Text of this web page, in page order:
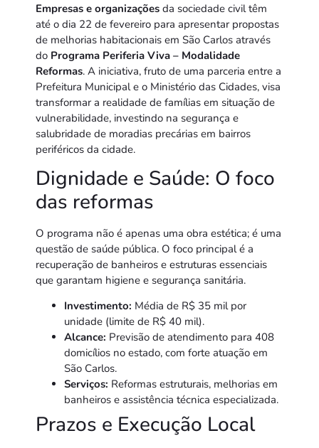
Empresas e organizações da sociedade civil têm
até o dia 22 de fevereiro para apresentar propostas
de melhorias habitacionais em São Carlos através
do Programa Periferia Viva – Modalidade
Reformas. A iniciativa, fruto de uma parceria entre a
Prefeitura Municipal e o Ministério das Cidades, visa
transformar a realidade de famílias em situação de
vulnerabilidade, investindo na segurança e
salubridade de moradias precárias em bairros
periféricos da cidade.
Dignidade e Saúde: O foco
das reformas
O programa não é apenas uma obra estética; é uma
questão de saúde pública. O foco principal é a
recuperação de banheiros e estruturas essenciais
que garantam higiene e segurança sanitária.
Investimento: Média de R$ 35 mil por
unidade (limite de R$ 40 mil).
Alcance: Previsão de atendimento para 408
domicílios no estado, com forte atuação em
São Carlos.
Serviços: Reformas estruturais, melhorias em
banheiros e assistência técnica especializada.
Prazos e Execução Local